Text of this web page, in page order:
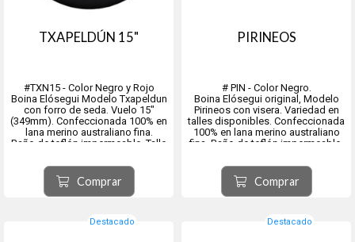
TXAPELDÚN 15"
#TXN15 - Color Negro y Rojo
Boina Elósegui Modelo Txapeldun
con forro de seda. Vuelo 15"
(349mm). Confeccionada 100% en
lana merino australiano fina.
Baño de teflón impermeable. Talle
Origen ciudad de Tolosa, provincia
de Guipúzcoa, comunidad
autónoma del País Vasco, España.
Comprar
PIRINEOS
# PIN - Color Negro.
Boina Elósegui original, Modelo
Pirineos con visera. Variedad en
talles disponibles. Confeccionada
100% en lana merino australiano
fina. Baño de teflón impermeable.
Origen, ciudad de Tolosa,
provincia de Guipúzcoa
comunidad autónoma del País
Vasco, España.
Comprar
Destacado Destacado